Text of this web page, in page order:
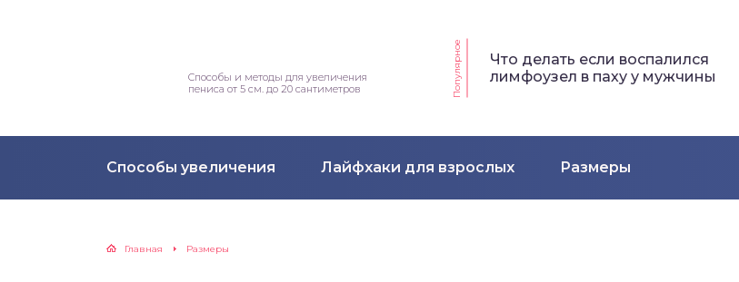
Способы и методы для увеличения
пениса от 5 см. до 20 сантиметров
Популярное
Что делать если воспалился
лимфоузел в паху у мужчины
Способы увеличения Лайфхаки для взрослых Размеры
Главная Размеры